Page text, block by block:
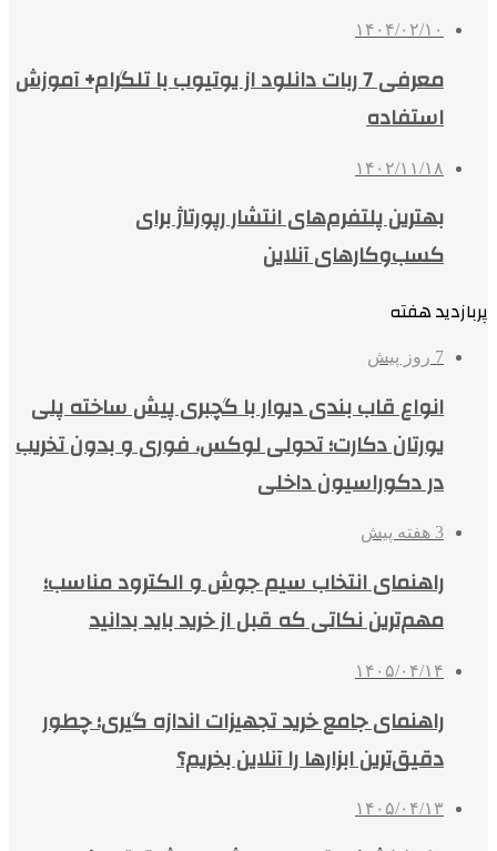
۱۴۰۴/۰۲/۱۰
معرفی 7 ربات دانلود از یوتیوب با تلگرام+ آموزش
استفاده
۱۴۰۲/۱۱/۱۸
بهترین پلتفرم‌های انتشار رپورتاژ برای
کسب‌وکارهای آنلاین
پربازدید هفته
7 روز پیش
انواع قاب بندی دیوار با گچبری پیش ساخته پلی
یورتان دکارت؛ تحولی لوکس، فوری و بدون تخریب
در دکوراسیون داخلی
3 هفته پیش
راهنمای انتخاب سیم جوش و الکترود مناسب؛
مهم‌ترین نکاتی که قبل از خرید باید بدانید
۱۴۰۵/۰۴/۱۴
راهنمای جامع خرید تجهیزات اندازه گیری؛ چطور
دقیق‌ترین ابزارها را آنلاین بخریم؟
۱۴۰۵/۰۴/۱۳